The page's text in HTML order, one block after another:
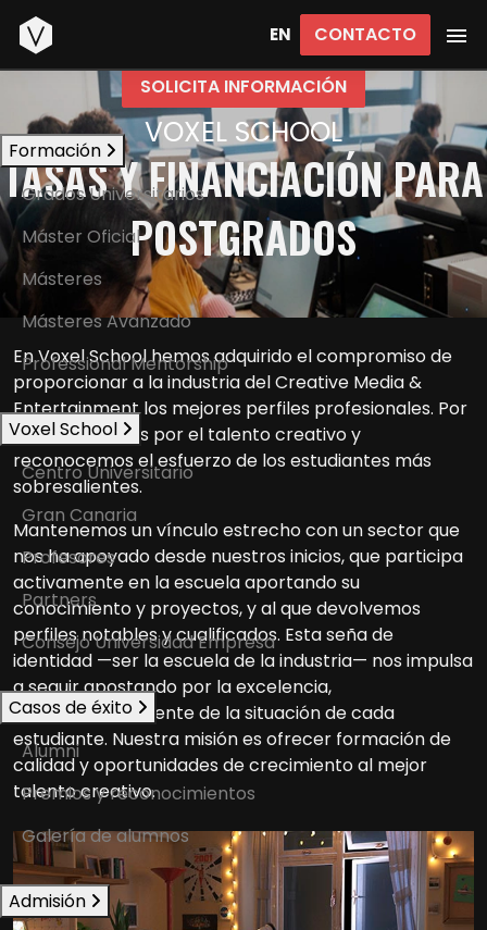
EN CONTACTO
Inicio
SOLICITA INFORMACIÓN
Formación
Grados Universitarios
Máster Oficial
Másteres
Másteres Avanzado
Professional Mentorship
Voxel School
Centro Universitario
Gran Canaria
Profesores
Partners
Consejo Universidad Empresa
Casos de éxito
Alumni
Premios y reconocimientos
Galería de alumnos
Admisión
VOXEL SCHOOL
TASAS Y FINANCIACIÓN PARA
POSTGRADOS
En Voxel School hemos adquirido el compromiso de
proporcionar a la industria del Creative Media &
Entertainment los mejores perfiles profesionales. Por
ello, apostamos por el talento creativo y
reconocemos el esfuerzo de los estudiantes más
sobresalientes.
Mantenemos un vínculo estrecho con un sector que
nos ha apoyado desde nuestros inicios, que participa
activamente en la escuela aportando su
conocimiento y proyectos, y al que devolvemos
perfiles notables y cualificados. Esta seña de
identidad —ser la escuela de la industria— nos impulsa
a seguir apostando por la excelencia,
independientemente de la situación de cada
estudiante. Nuestra misión es ofrecer formación de
calidad y oportunidades de crecimiento al mejor
talento creativo.